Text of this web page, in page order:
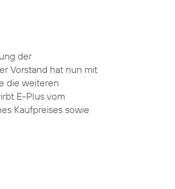
der
Vorstand hat nun mit
die weiteren
E-Plus vom
Kaufpreises sowie